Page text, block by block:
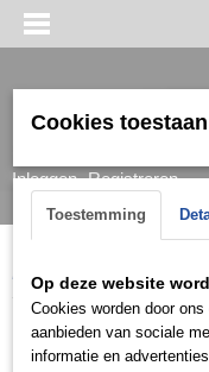
Inloggen Registreren
Home > Armband > Dames
Cookies
Toestemming
Op deze website
Cookies worden door
aanbieden van sociale
informatie en